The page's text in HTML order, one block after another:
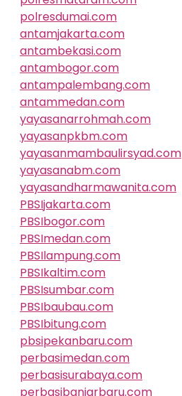
polresdumai.com
antamjakarta.com
antambekasi.com
antambogor.com
antampalembang.com
antammedan.com
yayasanarrohmah.com
yayasanpkbm.com
yayasanmambaulirsyad.com
yayasanabm.com
yayasandharmawanita.com
PBSIjakarta.com
PBSIbogor.com
PBSImedan.com
PBSIlampung.com
PBSIkaltim.com
PBSIsumbar.com
PBSIbaubau.com
PBSIbitung.com
pbsipekanbaru.com
perbasimedan.com
perbasisurabaya.com
perbasibanjarbaru.com